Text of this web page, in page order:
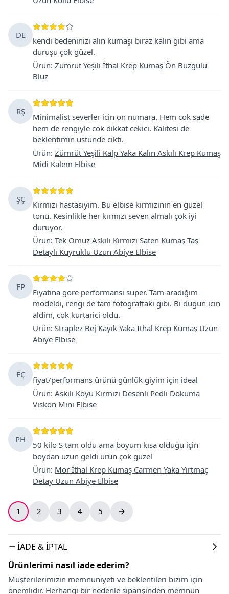
DE
kendi bedeninizi alın kumaşı biraz kalın gibi ama
duruşu çok güzel.
Ürün: Zümrüt Yeşili İthal Krep Kumaş Ön Büzgülü
Bluz
RŞ
Minimalist severler icin on numara. Hem cok sade
hem de rengiyle cok dikkat cekici. Kalitesi de
beklentimin ustunde cikti.
Ürün: Zümrüt Yeşili Kalp Yaka Kalın Askılı Krep Kumaş
Midi Kalem Elbise
ŞÇ
Kırmızı hastasıyım. Bu elbise kırmızının en güzel
tonu. Kesinlikle her kırmızı seven almalı çok iyi
duruyor.
Ürün: Tek Omuz Askılı Kırmızı Saten Kumaş Taş
Detaylı Kuyruklu Uzun Abiye Elbise
FP
Fiyatina gore performansi super. Tam aradığım
modeldi, rengi de tam fotograftaki gibi. Bi dugun icin
aldim, cok kurtarici oldu.
Ürün: Straplez Bej Kayık Yaka İthal Krep Kumaş Uzun
Abiye Elbise
FÇ
fiyat/performans ürünü günlük giyim için ideal
Ürün: Askılı Koyu Kırmızı Desenli Pedli Dokuma
Viskon Mini Elbise
PH
50 kilo S tam oldu ama boyum kısa olduğu için
boydan uzun geldi ürün çok güzel
Ürün: Mor İthal Krep Kumaş Carmen Yaka Yırtmaç
Detay Uzun Abiye Elbise
1 2 3 4 5
İADE & İPTAL
Ürünlerimi nasıl iade ederim?
Müşterilerimizin memnuniyeti ve beklentileri bizim için
önemlidir. Herhangi bir nedenle siparişinden memnun